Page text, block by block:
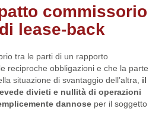
commissorio
lease-back
tra le parti di un rapporto
reciproche obbligazioni e che la parte
situazione di svantaggio dell’altra,
il
divieti e nullità di operazioni
dannose per il soggetto